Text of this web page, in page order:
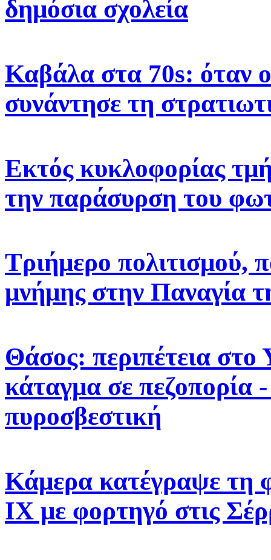
δημόσια σχολεία
Καβάλα στα 70s: όταν
συνάντησε τη
Εκτός κυκλοφορίας
την παράσυρση του
Τριήμερο πολιτισμού,
μνήμης στην Παναγία
Θάσος: περιπέτεια στο
κάταγμα σε πεζοπορία
πυροσβεστική
Κάμερα κατέγραψε τη
ΙΧ με φορτηγό στις